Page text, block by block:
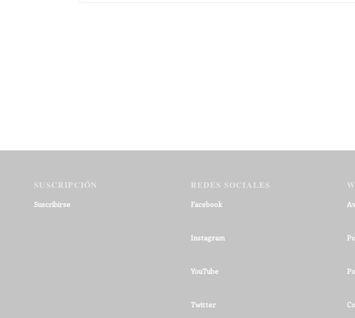
SUSCRIPCIÓN
Suscribirse
REDES SOCIALES
Facebook
Instagram
YouTube
Twitter